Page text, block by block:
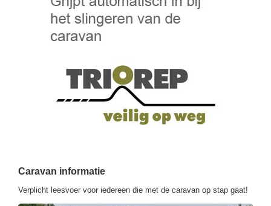
Caravan informatie
Verplicht leesvoer voor iedereen die met de caravan op stap gaat!